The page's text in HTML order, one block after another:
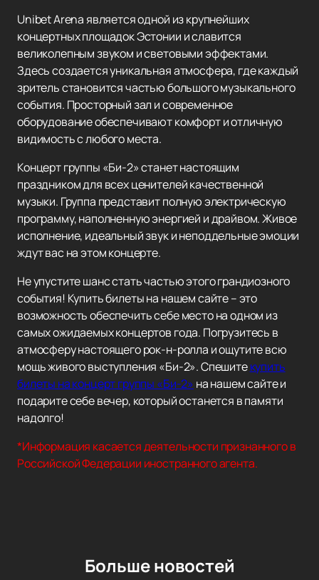
Unibet Arena является одной из крупнейших
концертных площадок Эстонии и славится
великолепным звуком и световыми эффектами.
Здесь создается уникальная атмосфера, где каждый
зритель становится частью большого музыкального
события. Просторный зал и современное
оборудование обеспечивают комфорт и отличную
видимость с любого места.
Концерт группы «Би-2» станет настоящим
праздником для всех ценителей качественной
музыки. Группа представит полную электрическую
программу, наполненную энергией и драйвом. Живое
исполнение, идеальный звук и неподдельные эмоции
ждут вас на этом концерте.
Не упустите шанс стать частью этого грандиозного
события! Купить билеты на нашем сайте – это
возможность обеспечить себе место на одном из
самых ожидаемых концертов года. Погрузитесь в
атмосферу настоящего рок-н-ролла и ощутите всю
мощь живого выступления «Би-2». Спешитекупить
билеты на концерт группы «Би-2» на нашем сайте и
подарите себе вечер, который останется в памяти
надолго!
*Информация касается деятельности признанного в
Российской Федерации иностранного агента.
Больше новостей